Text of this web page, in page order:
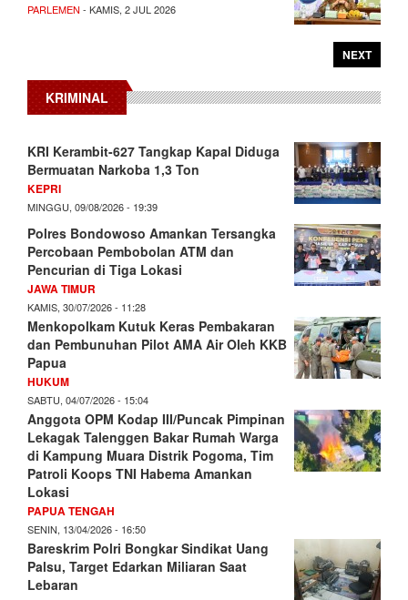
PARLEMEN - KAMIS, 2 JUL 2026
NEXT
KRIMINAL
KRI Kerambit-627 Tangkap Kapal Diduga
Bermuatan Narkoba 1,3 Ton
KEPRI
MINGGU, 09/08/2026 - 19:39
Polres Bondowoso Amankan Tersangka
Percobaan Pembobolan ATM dan
Pencurian di Tiga Lokasi
JAWA TIMUR
KAMIS, 30/07/2026 - 11:28
Menkopolkam Kutuk Keras Pembakaran
dan Pembunuhan Pilot AMA Air Oleh KKB
Papua
HUKUM
SABTU, 04/07/2026 - 15:04
Anggota OPM Kodap III/Puncak Pimpinan
Lekagak Talenggen Bakar Rumah Warga
di Kampung Muara Distrik Pogoma, Tim
Patroli Koops TNI Habema Amankan
Lokasi
PAPUA TENGAH
SENIN, 13/04/2026 - 16:50
Bareskrim Polri Bongkar Sindikat Uang
Palsu, Target Edarkan Miliaran Saat
Lebaran